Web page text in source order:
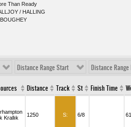
Than Ready
/ HALLING
Distance Range Start Distance Range
Distance Track St Finish Time
Krallık
1250 S: 6/8